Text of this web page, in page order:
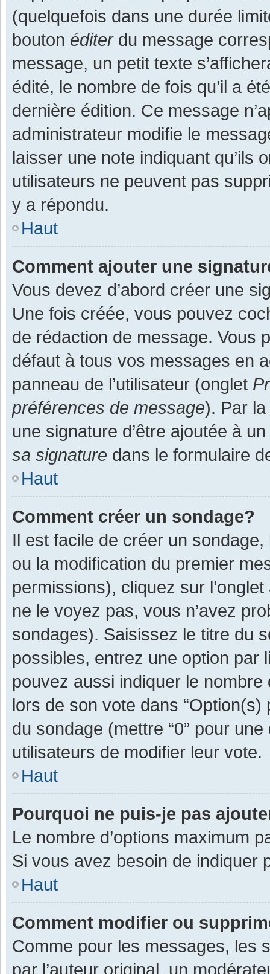
(quelquefois dans une durée
bouton éditerdu message
message, un petit texte
édité, le nombre de fois qu’il a
dernière édition. Ce message
administrateur modifie le
laisser une note indiquant qu’ils
utilisateurs ne peuvent pas
y a répondu.
Haut
Comment ajouter une
Vous devez d’abord créer une
Une fois créée, vous pouvez
de rédaction de message. Vous
défaut à tous vos messages en
panneau de l’utilisateur (onglet
préférences de message). Par
une signature d’être ajoutée à
sa signature dans le formulaire
Haut
Comment créer un sondage?
Il est facile de créer un
ou la modification du premier
permissions), cliquez sur l’onglet
ne le voyez pas, vous n’avez
sondages). Saisissez le titre du
possibles, entrez une option par
pouvez aussi indiquer le
lors de son vote dans “Option(s)
du sondage (mettre “0” pour
utilisateurs de modifier leur vote.
Haut
Pourquoi ne puis-je pas
Le nombre d’options maximum
Si vous avez besoin de indiquer
Haut
Comment modifier ou
Comme pour les messages, les
par l’auteur original, un